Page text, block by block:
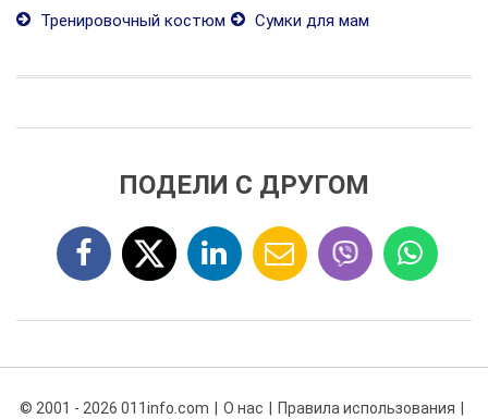
Тренировочный костюм
Сумки для мам
ПОДЕЛИ С ДРУГОМ
© 2001 - 2026 011info.com О нас Правила использования